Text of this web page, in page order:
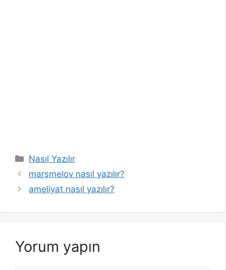
Kategoriler
Nasıl Yazılır
marşmelov nasıl yazılır?
ameliyat nasıl yazılır?
Yorum yapın